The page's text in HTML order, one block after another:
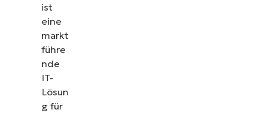
ist
eine
markt
führe
nde
IT-
Lösun
g für